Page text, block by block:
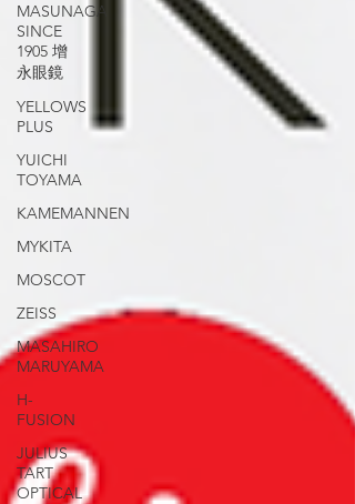
MASUNAGA
SINCE
1905 增
永眼鏡
YELLOWS
PLUS
YUICHI
TOYAMA
KAMEMANNEN
MYKITA
MOSCOT
ZEISS
MASAHIRO
MARUYAMA
H-
FUSION
JULIUS
TART
OPTICAL